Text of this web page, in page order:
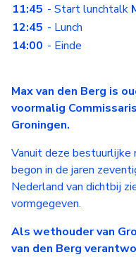
11:45 - Start lunchtalk
12:45 - Lunch
14:00 - Einde
Max van den Berg is
voormalig
Groningen.
Vanuit deze bestuurlijke
begon in de jaren
Nederland van dichtbij
vormgegeven.
Als wethouder van
van den Berg